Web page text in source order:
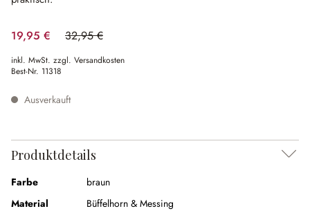
19,95 € 32,95 €
(39.45% gespart)
inkl. MwSt. zzgl. Versandkosten
Best-Nr. 11318
Ausverkauft
Produktdetails
Farbe
braun
Material
Büffelhorn & Messing